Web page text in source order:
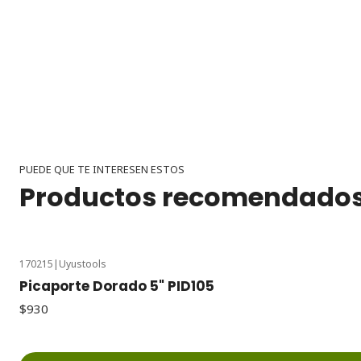
PUEDE QUE TE INTERESEN ESTOS
Productos
170215 | Uyustools
Picaporte Dorado 5" PID105
$930